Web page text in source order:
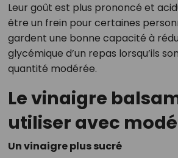
Leur goût est plus prononcé et
être un frein pour certaines
gardent une bonne capacité à
glycémique d’un repas lorsqu’ils
quantité modérée.
Le vinaigre
utiliser avec
Un vinaigre plus sucré